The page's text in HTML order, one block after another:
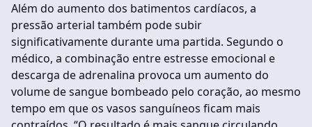
Além do aumento dos batimentos cardíacos, a
pressão arterial também pode subir
significativamente durante uma partida. Segundo o
médico, a combinação entre estresse emocional e
descarga de adrenalina provoca um aumento do
volume de sangue bombeado pelo coração, ao mesmo
tempo em que os vasos sanguíneos ficam mais